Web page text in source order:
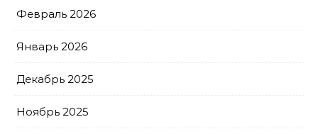
Февраль 2026
Январь 2026
Декабрь 2025
Ноябрь 2025